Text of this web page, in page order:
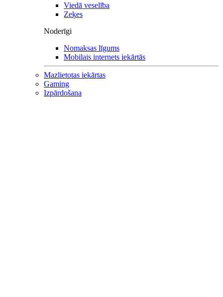
Viedā veselība
Zeķes
Noderīgi
Nomaksas līgums
Mobilais internets iekārtās
Mazlietotas iekārtas
Gaming
Izpārdošana